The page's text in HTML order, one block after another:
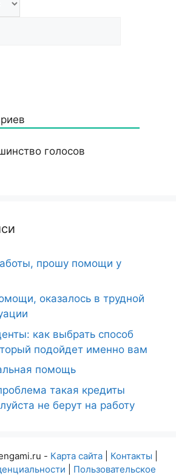
голосов
прошу помощи у
оказалось в трудной
как выбрать способ
подойдет именно вам
помощь
такая кредиты
не берут на работу
- Карта сайта| Контакты
Пользовательское